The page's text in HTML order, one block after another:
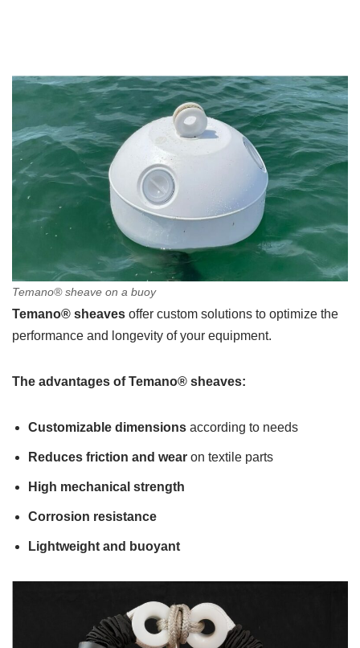
Temano® sheave on a buoy
Temano® sheaves offer custom solutions to optimize the
performance and longevity of your equipment.
The advantages of Temano® sheaves:
Customizable dimensions according to needs
Reduces friction and wear on textile parts
High mechanical strength
Corrosion resistance
Lightweight and buoyant